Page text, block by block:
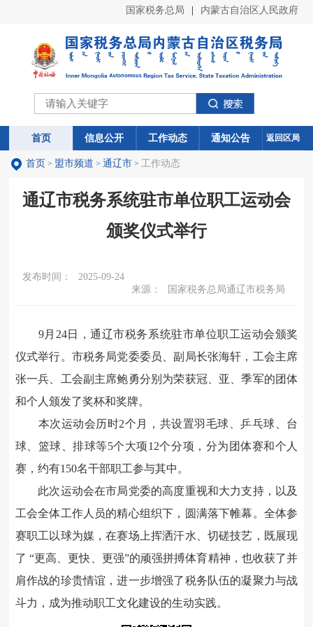
国家税务总局 内蒙古自治区人民政府
首页 信息公开 工作动态 通知公告
首页 信息公开 工作动态 通知公告 返回区局
首页 > 盟市频道 > 通辽市> 工作动态
通辽市税务系统驻市单位职工运动会
颁奖仪式举行
发布时间：
2025-09-24
来源：
国家税务总局通辽市税务局
9月24日，通辽市税务系统驻市单位职工运动会颁奖
仪式举行。市税务局党委委员、副局长张海轩，工会主席
张一兵、工会副主席鲍勇分别为荣获冠、亚、季军的团体
和个人颁发了奖杯和奖牌。
本次运动会历时2个月，共设置羽毛球、乒乓球、台
球、篮球、排球等5个大项12个分项，分为团体赛和个人
赛，约有150名干部职工参与其中。
此次运动会在市局党委的高度重视和大力支持，以及
工会全体工作人员的精心组织下，圆满落下帷幕。全体参
赛职工以球为媒，在赛场上挥洒汗水、切磋技艺，既展现
了 “更高、更快、更强”的顽强拼搏体育精神，也收获了并
肩作战的珍贵情谊，进一步增强了税务队伍的凝聚力与战
斗力，成为推动职工文化建设的生动实践。